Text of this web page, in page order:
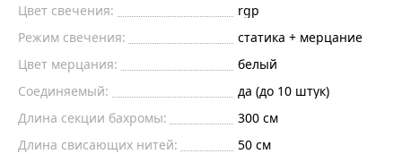
Цвет свечения:
rgp
Режим свечения:
статика + мерцание
Цвет мерцания:
белый
Соединяемый:
да (до 10 штук)
Длина секции бахромы:
300 см
Длина свисающих нитей:
50 см